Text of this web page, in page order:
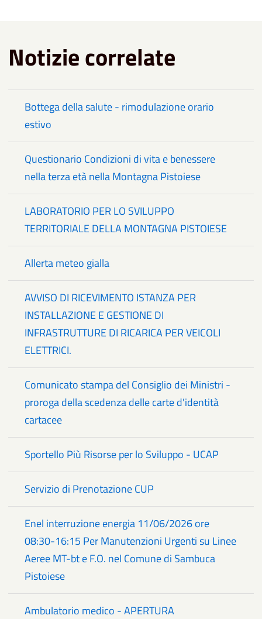
Notizie correlate
Bottega della salute - rimodulazione orario
estivo
Questionario Condizioni di vita e benessere
nella terza età nella Montagna Pistoiese
LABORATORIO PER LO SVILUPPO
TERRITORIALE DELLA MONTAGNA PISTOIESE
Allerta meteo gialla
AVVISO DI RICEVIMENTO ISTANZA PER
INSTALLAZIONE E GESTIONE DI
INFRASTRUTTURE DI RICARICA PER VEICOLI
ELETTRICI.
Comunicato stampa del Consiglio dei Ministri -
proroga della scedenza delle carte d'identità
cartacee
Sportello Più Risorse per lo Sviluppo - UCAP
Servizio di Prenotazione CUP
Enel interruzione energia 11/06/2026 ore
08:30-16:15 Per Manutenzioni Urgenti su Linee
Aeree MT-bt e F.O. nel Comune di Sambuca
Pistoiese
Ambulatorio medico - APERTURA